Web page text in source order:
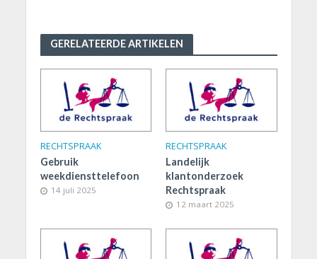
GERELATEERDE ARTIKELEN
RECHTSPRAAK
Gebruik
weekdiensttelefoon
14 juli 2025
RECHTSPRAAK
Landelijk
klantonderzoek
Rechtspraak
12 maart 2025